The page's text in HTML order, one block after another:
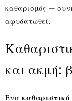
καθαρισμός —
αφυδατωθεί.
και ακμή:
Ένα